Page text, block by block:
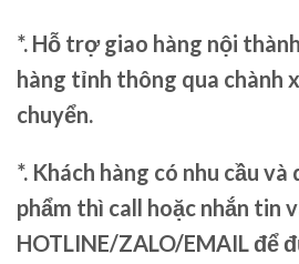
*. Hỗ trợ giao hàng nội
hàng tỉnh thông qua chành
chuyển.
*. Khách hàng có nhu cầu
phẩm thì call hoặc nhắn tin
HOTLINE/ZALO/EMAIL để